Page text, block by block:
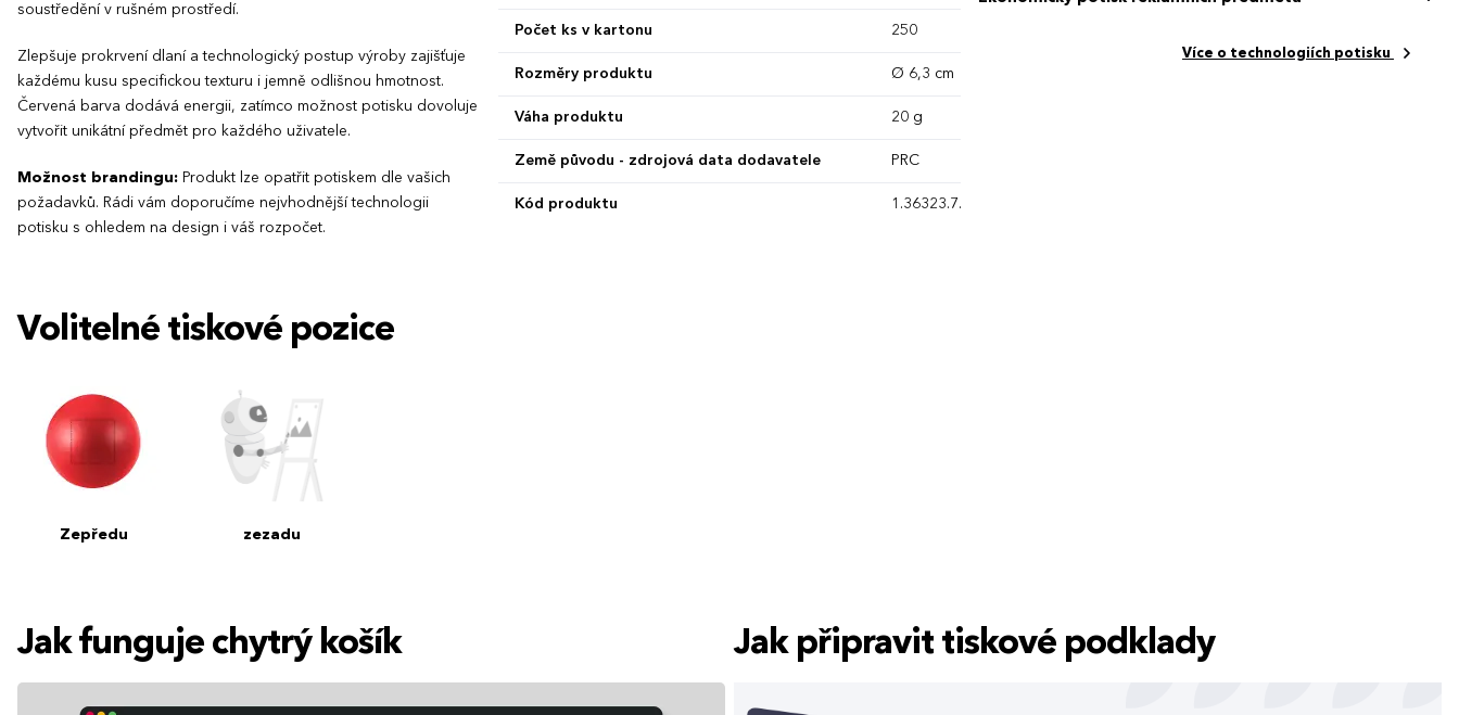
soustředění v rušném prostředí.
Zlepšuje prokrvení dlaní a technologický postup výroby zajišťuje
každému kusu specifickou texturu i jemně odlišnou hmotnost.
Červená barva dodává energii, zatímco možnost potisku dovoluje
vytvořit unikátní předmět pro každého uživatele.
Možnost brandingu: Produkt lze opatřit potiskem dle vašich
požadavků. Rádi vám doporučíme nejvhodnější technologii
potisku s ohledem na design i váš rozpočet.
Počet ks v kartonu 250
Rozměry produktu Ø 6,3 cm
Váha produktu 20 g
Země původu - zdrojová data dodavatele PRC
Kód produktu 1.36323.7.00
Více o technologiích potisku
Volitelné tiskové pozice
Zepředu zezadu
Jak funguje chytrý košík Jak připravit tiskové podklady